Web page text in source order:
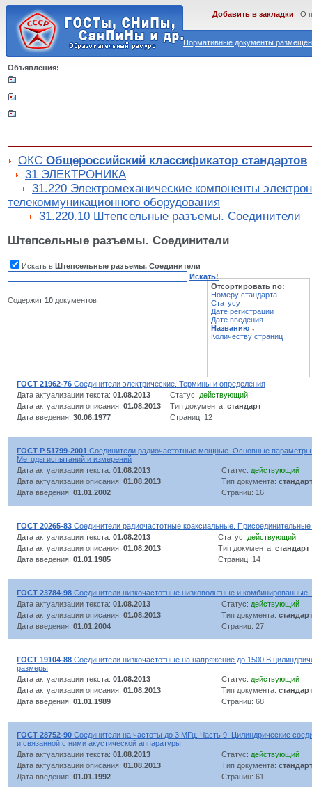
Нормативные документы
Добавить в закладки О
Объявления:
ОКС Общероссийский классификатор стандартов
31 ЭЛЕКТРОНИКА
31.220 Электромеханические компоненты
телекоммуникационного оборудования
31.220.10 Штепсельные разъемы. Соединители
Штепсельные разъемы. Соединители
Искать в Штепсельные разъемы. Соединители
Искать!
Содержит 10 документов
Отсортировать по:
Номеру стандарта
Статусу
Дате регистрации
Дате введения
Названию ↓
Количеству страниц
ГОСТ 21962-76 Соединители электрические. Термины и определения
Дата актуализации текста: 01.08.2013 Статус: действующий
Дата актуализации описания: 01.08.2013 Тип документа: стандарт
Дата введения: 30.06.1977 Страниц: 12
ГОСТ Р 51799-2001 Соединители радиочастотные мощные. Основные параметры
Методы испытаний и измерений
Дата актуализации текста: 01.08.2013 Статус: действующий
Дата актуализации описания: 01.08.2013 Тип документа: стандарт
Дата введения: 01.01.2002 Страниц: 16
ГОСТ 20265-83 Соединители радиочастотные коаксиальные.
Дата актуализации текста: 01.08.2013 Статус: действующий
Дата актуализации описания: 01.08.2013 Тип документа: стандарт
Дата введения: 01.01.1985 Страниц: 14
ГОСТ 23784-98 Соединители низкочастотные низковольтные и
Дата актуализации текста: 01.08.2013 Статус: действующий
Дата актуализации описания: 01.08.2013 Тип документа: стандарт
Дата введения: 01.01.2004 Страниц: 27
ГОСТ 19104-88 Соединители низкочастотные на напряжение до 1500 В
размеры
Дата актуализации текста: 01.08.2013 Статус: действующий
Дата актуализации описания: 01.08.2013 Тип документа: стандарт
Дата введения: 01.01.1989 Страниц: 68
ГОСТ 28752-90 Соединители на частоты до 3 МГц. Часть 9. Цилиндрические
и связанной с ними акустической аппаратуры
Дата актуализации текста: 01.08.2013 Статус: действующий
Дата актуализации описания: 01.08.2013 Тип документа: стандарт
Дата введения: 01.01.1992 Страниц: 61